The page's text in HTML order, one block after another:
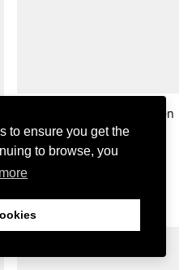
to ensure you get the
to browse, you
Cuadro Abstracto Greige en
Tonos verdes
From €183,00